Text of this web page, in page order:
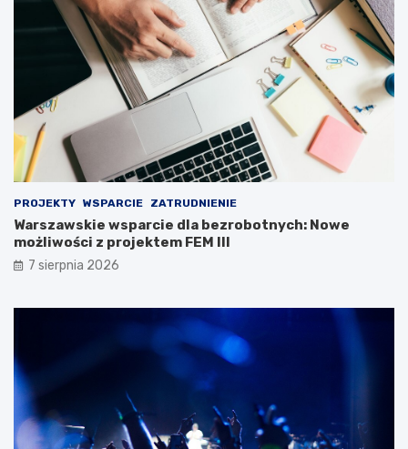
PROJEKTY WSPARCIE ZATRUDNIENIE
Warszawskie wsparcie dla bezrobotnych: Nowe
możliwości z projektem FEM III
7 sierpnia 2026